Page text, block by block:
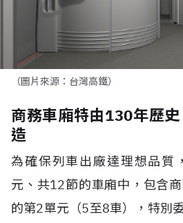
（圖片來源：台灣高鐵）
商務車廂特由130年歷
造
為確保列車出廠達理想品質
元、共12節的車廂中，包含
的第2單元（5至8車），特別